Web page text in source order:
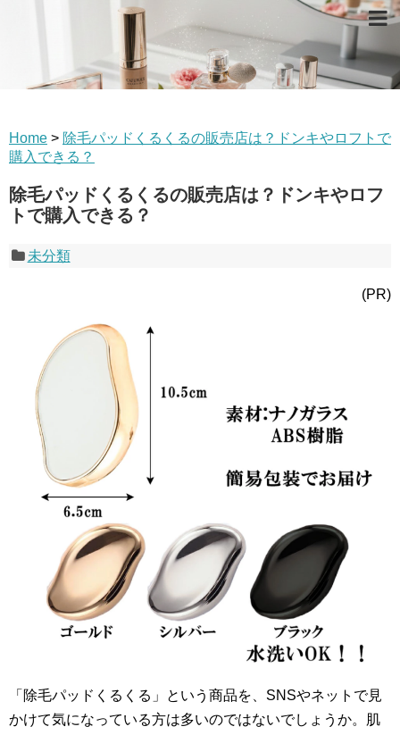
Home > 除毛パッドくるくるの販売店は？ドンキやロフトで
購入できる？
除毛パッドくるくるの販売店は？ドンキやロフ
トで購入できる？
未分類
(PR)
「除毛パッドくるくる」という商品を、SNSやネットで見
かけて気になっている方は多いのではないでしょうか。肌